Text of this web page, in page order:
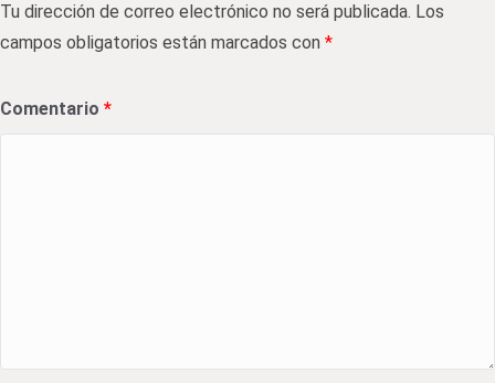
Tu dirección de correo electrónico no será publicada. Los
campos obligatorios están marcados con *
Comentario *